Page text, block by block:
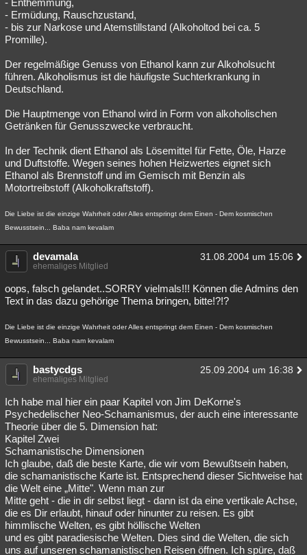
- Enthemmung,
- Ermüdung, Rauschzustand,
- bis zur Narkose und Atemstillstand (Alkoholtod bei ca. 5
Promille).
Der regelmäßige Genuss von Ethanol kann zur Alkoholsucht
führen. Alkoholismus ist die häufigste Suchterkrankung in
Deutschland.
Die Hauptmenge von Ethanol wird in Form von alkoholischen
Getränken für Genusszwecke verbraucht.
In der Technik dient Ethanol als Lösemittel für Fette, Öle, Harze
und Duftstoffe. Wegen seines hohen Heizwertes eignet sich
Ethanol als Brennstoff und im Gemisch mit Benzin als
Motortreibstoff (Alkoholkraftstoff).
Die Liebe ist die einzige Wahrheit oder Alles entspringt dem Einen - Dem kosmischen
Bewusstsein... Baba nam kevalam
devamala 31.08.2004 um 15:06
ehemaliges Mitglied
oops, falsch gelandet..SORRY vielmals!!! Können die Admins den
Text in das dazu gehörige Thema bringen, bitte!?!?
Die Liebe ist die einzige Wahrheit oder Alles entspringt dem Einen - Dem kosmischen
Bewusstsein... Baba nam kevalam
bastycdgs 25.09.2004 um 16:38
ehemaliges Mitglied
Ich habe mal hier ein paar Kapitel von Jim DeKorne's
Psychedelischer Neo-Schamanismus, der auch eine interessante
Theorie über die 5. Dimension hat:
Kapitel Zwei
Schamanistische Dimensionen
Ich glaube, daß die beste Karte, die wir vom Bewußtsein haben,
die schamanistische Karte ist. Entsprechend dieser Sichtweise hat
die Welt eine „Mitte". Wenn man zur
Mitte geht - die in dir selbst liegt - dann ist da eine vertikale Achse,
die es Dir erlaubt, hinauf oder hinunter zu reisen. Es gibt
himmlische Welten, es gibt höllische Welten
und es gibt paradiesische Welten. Dies sind die Welten, die sich
uns auf unseren schamanistischen Reisen öffnen. Ich spüre, daß